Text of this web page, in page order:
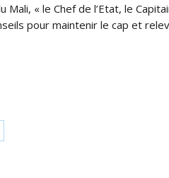
« le Chef de l’Etat, le
pour maintenir le cap et